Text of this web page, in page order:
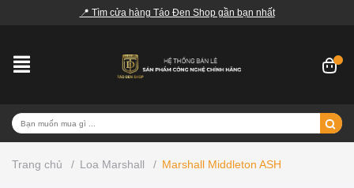
📍 Tìm cửa hàng Táo Đen Shop gần bạn nhất
Trang chủ / Loa Marshall / Marshall Middleton ASH